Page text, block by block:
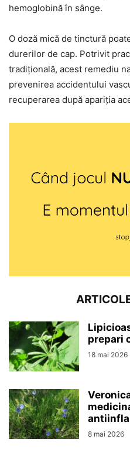
hemoglobină în sânge.
O doză mică de tinctură
durerilor de cap. Potrivit
tradițională, acest remediu
prevenirea accidentului
recuperarea după apariția
prepari
18 mai 2026
8 mai 2026